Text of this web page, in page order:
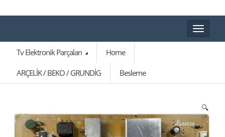
Toggle
Tv Elektronik Parçaları
Home
ARÇELİK / BEKO / GRUNDİG Besleme
🔍